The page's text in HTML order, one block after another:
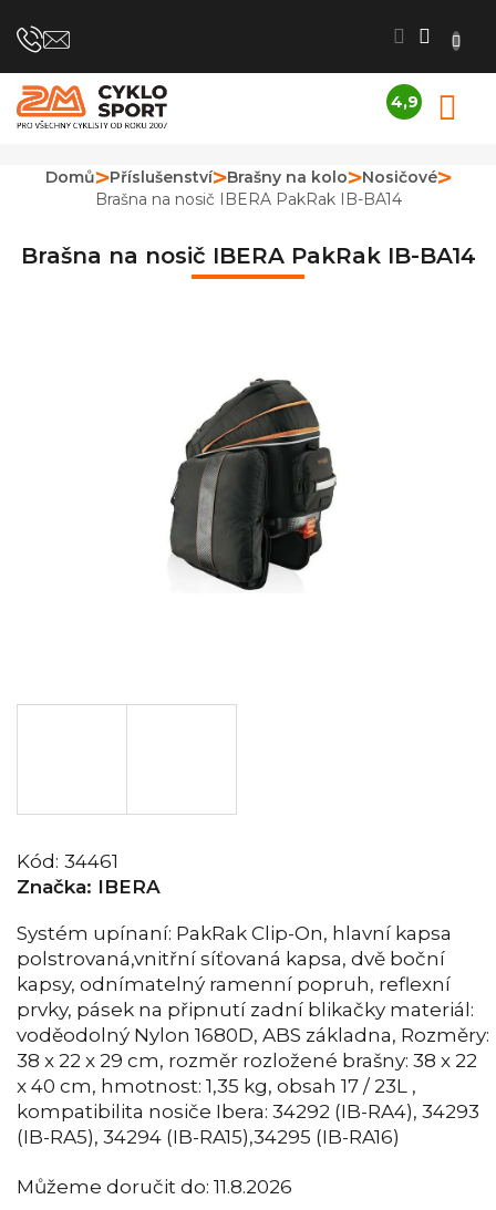
na
4,9
obchodu
je
4,9
hvězdiček.
Domů Příslušenství Brašny na kolo
Nosičové
Brašna na nosič IBERA PakRak IB-BA14
Brašna na nosič IBERA PakRak IB-BA14
Kód: 34461
Značka: IBERA
Můžeme doručit do: 11.8.2026
Systém upínaní: PakRak Clip-On, hlavní kapsa
polstrovaná,vnitřní síťovaná kapsa, dvě boční
kapsy, odnímatelný ramenní popruh, reflexní
prvky, pásek na připnutí zadní blikačky materiál:
voděodolný Nylon 1680D, ABS základna, Rozměry:
38 x 22 x 29 cm, rozměr rozložené brašny: 38 x 22
x 40 cm, hmotnost: 1,35 kg, obsah 17 / 23L ,
kompatibilita nosiče Ibera: 34292 (IB-RA4), 34293
(IB-RA5), 34294 (IB-RA15),34295 (IB-RA16)